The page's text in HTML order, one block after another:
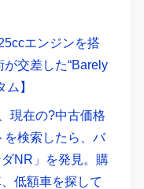
エンジンを搭
交差した“Barely
】
現在の?中古価格
検索したら、バ
NR」を発見。購
低額車を探して